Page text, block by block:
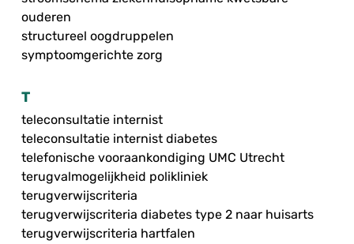
ouderen
structureel oogdruppelen
symptoomgerichte zorg
T
teleconsultatie internist
teleconsultatie internist diabetes
telefonische vooraankondiging UMC Utrecht
terugvalmogelijkheid polikliniek
terugverwijscriteria
terugverwijscriteria diabetes type 2 naar huisarts
terugverwijscriteria hartfalen